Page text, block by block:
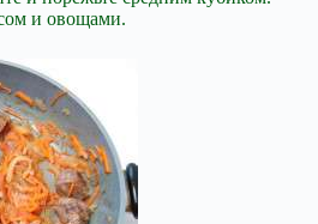
и овощами.